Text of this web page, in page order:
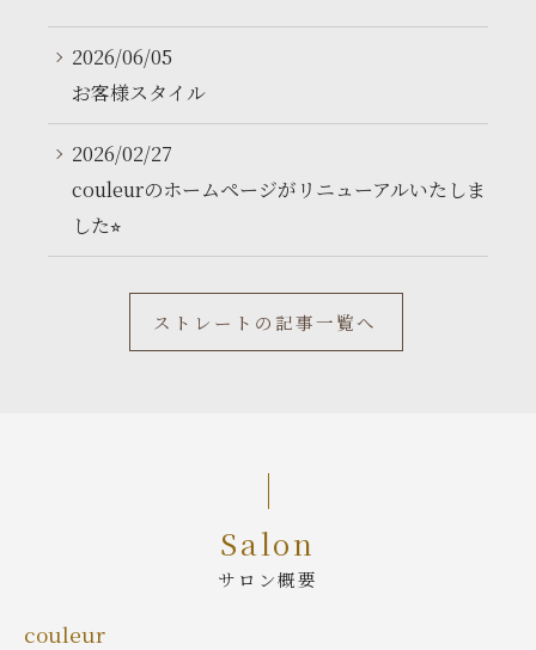
2026/06/05
お客様スタイル
2026/02/27
couleurのホームページがリニューアルいたしま
した⭐︎
ストレートの記事一覧へ
Salon
サロン概要
couleur